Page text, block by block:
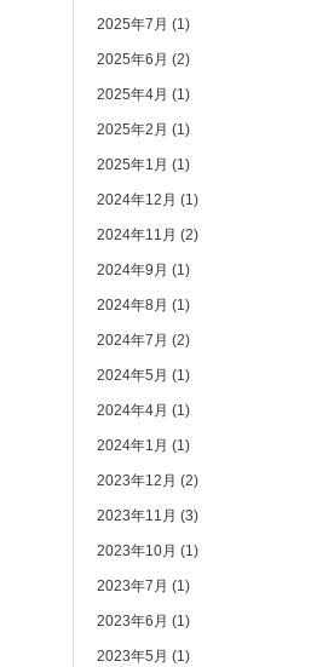
2025年7月 (1)
2025年6月 (2)
2025年4月 (1)
2025年2月 (1)
2025年1月 (1)
2024年12月 (1)
2024年11月 (2)
2024年9月 (1)
2024年8月 (1)
2024年7月 (2)
2024年5月 (1)
2024年4月 (1)
2024年1月 (1)
2023年12月 (2)
2023年11月 (3)
2023年10月 (1)
2023年7月 (1)
2023年6月 (1)
2023年5月 (1)